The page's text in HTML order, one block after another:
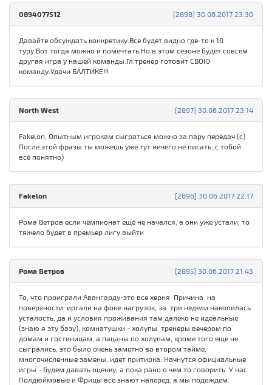
[2898] 30.06.2017 23:30
0894077512
Давайте обсуждать конкретику.Все будет видно где-то к 10
туру.Вот тогда можно и помечтать.Но в этом сезоне будет совсем
другая игра у нашей команды.Гл.тренер готовит СВОЮ
команду.Удачи БАЛТИКЕ!!!
[2897] 30.06.2017 23:14
North West
Fakelon, Опытным игрокам сыграться можно за пару передач (c)
После этой фразы ты можешь уже тут ничего не писать, с тобой
всё понятно)
[2896] 30.06.2017 22:17
Fakelon
Рома Ветров если чемпионат ещё не начался, а они уже устали, то
тяжело будет в премьер лигу выйти
[2895] 30.06.2017 21:43
Рома Ветров
То, что проиграли Авангарду-это все херня. Причина на
поверхности: иргали на фоне нагрузок, за три недели накопилась
усталость, да и условия проживания там далеко не идеальные
(знаю я эту базу), комнатушки - холупы. тренеры вечером по
домам и гостиницам, а пацаны по холупам, кроме того еще не
сыгрались, это было очень заметно во втором тайме,
многочисленные замены, идет притирка. Начнутся официальные
игры - будем давать оценку, а пока рано о чем то говорить. У нас
Полдюймовые и Фрицы все знают наперед, а мы подождем.